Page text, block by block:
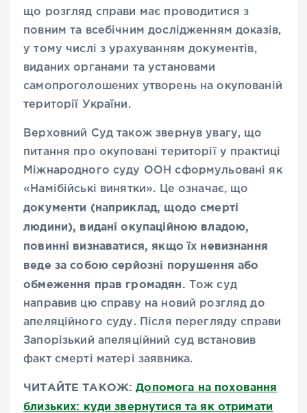
що розгляд справи має проводитися з
повним та всебічним дослідженням доказів,
у тому числі з урахуванням документів,
виданих органами та установами
самопроголошених утворень на окупованій
території України.
Верховний Суд також звернув увагу, що
питання про окуповані території у практиці
Міжнародного суду ООН сформульовані як
«Намібійські винятки». Це означає, що
документи (наприклад, щодо смерті
людини), видані окупаційною владою,
повинні визнаватися, якщо їх невизнання
веде за собою серйозні порушення або
обмеження прав громадян.
Тож суд
направив цю справу на новий розгляд до
апеляційного суду. Після перегляду справи
Запорізький апеляційний суд встановив
факт смерті матері заявника.
ЧИТАЙТЕ ТАКОЖ:Допомога на поховання
близьких: куди звернутися та як отримати